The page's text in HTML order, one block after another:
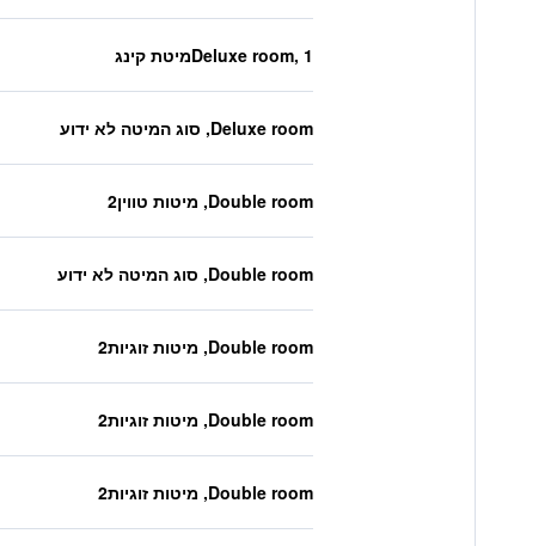
Deluxe room, 1מיטת קינג
Deluxe room, סוג המיטה לא ידוע
Double room, מיטות טווין2
Double room, סוג המיטה לא ידוע
Double room, מיטות זוגיות2
Double room, מיטות זוגיות2
Double room, מיטות זוגיות2